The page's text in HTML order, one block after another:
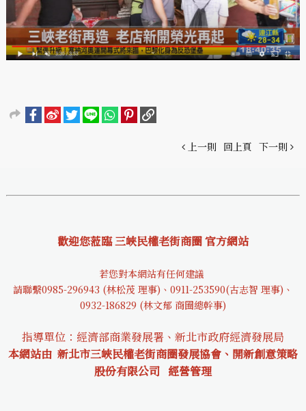
上一則 回上頁 下一則
歡迎您蒞臨 三峽民權老街商圈 官方網站
若您對本網站有任何建議
請聯繫0985-296943 (林松茂 理事)、0911-253590(古志智 理事)、
0932-186829 (林文郁 商圈總幹事)
指導單位：經濟部商業發展署、新北市政府經濟發展局
本網站由 新北市三峽民權老街商圈發展協會、開新創意策略
股份有限公司 經營管理